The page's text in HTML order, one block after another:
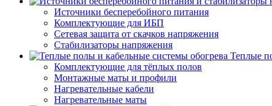
Источники бесперебойного питания
Комплектующие для ИБП
Сетевая защита от скачков напряжения
Стабилизаторы напряжения
Теплые
Комплектующие для тёплых полов
Монтажные маты и профили
Нагревательные кабели
Нагревательные маты